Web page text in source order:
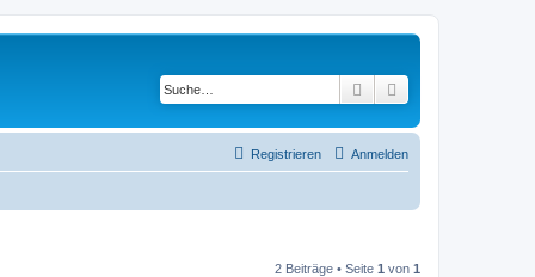
Suche
Anmelden
Registrieren
2 Beiträge • Seite 1 von 1